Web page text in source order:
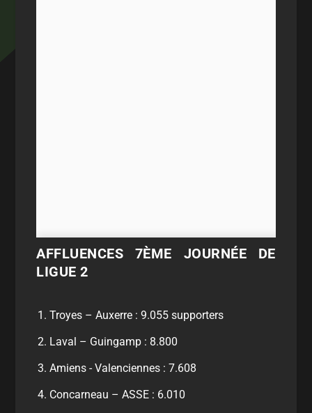
AFFLUENCES 7ÈME JOURNÉE DE
LIGUE 2
Troyes – Auxerre : 9.055 supporters
Laval – Guingamp : 8.800
Amiens - Valenciennes : 7.608
Concarneau – ASSE : 6.010